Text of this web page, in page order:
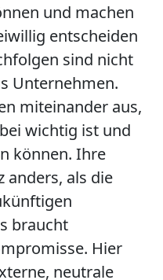
und machen
entscheiden
sind nicht
Unternehmen.
miteinander aus,
wichtig ist und
können. Ihre
anders, als die
braucht
Hier
neutrale